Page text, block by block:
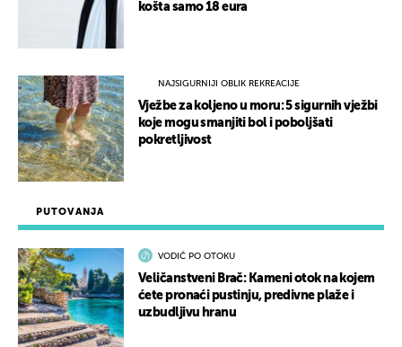
PUTOVANJA
VODIČ PO OTOKU
Veličanstveni Brač: Kameni otok na kojem
ćete pronaći pustinju, predivne plaže i
uzbudljivu hranu
košta samo 18 eura
NAJSIGURNIJI OBLIK REKREACIJE
Vježbe za koljeno u moru: 5 sigurnih vježbi
koje mogu smanjiti bol i poboljšati
pokretljivost